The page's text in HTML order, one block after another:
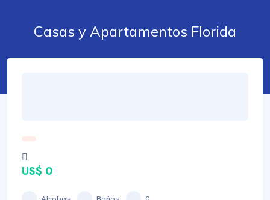
Casas y Apartamentos Florida
US$ 0
Alcobas Baños 0